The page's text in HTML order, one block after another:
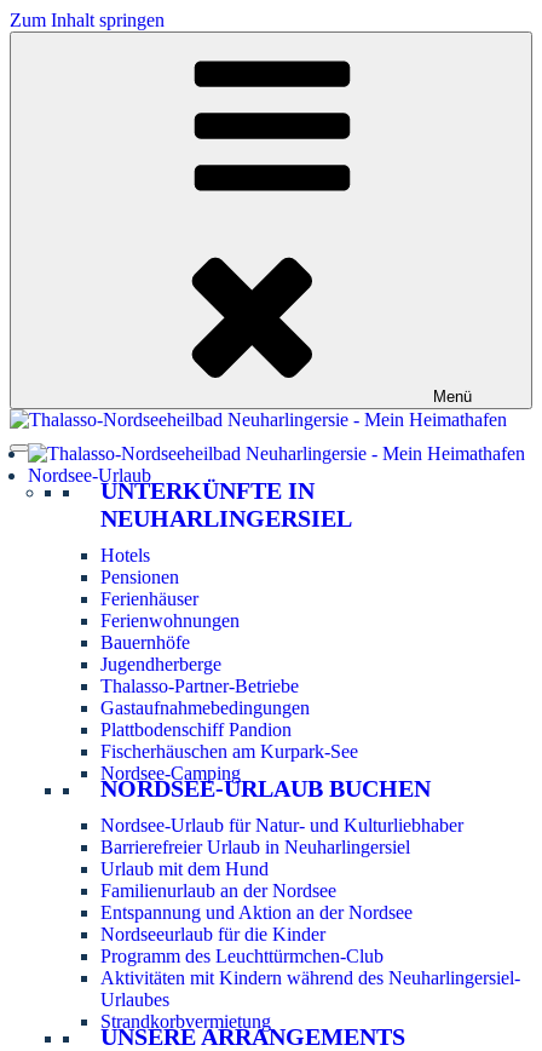
Zum Inhalt springen
Menü
Nordsee-Urlaub
UNTERKÜNFTE IN
NEUHARLINGERSIEL
Hotels
Pensionen
Ferienhäuser
Ferienwohnungen
Bauernhöfe
Jugendherberge
Thalasso-Partner-Betriebe
Gastaufnahmebedingungen
Plattbodenschiff Pandion
Fischerhäuschen am Kurpark-See
Nordsee-Camping
NORDSEE-URLAUB BUCHEN
Nordsee-Urlaub für Natur- und Kulturliebhaber
Barrierefreier Urlaub in Neuharlingersiel
Urlaub mit dem Hund
Familienurlaub an der Nordsee
Entspannung und Aktion an der Nordsee
Nordseeurlaub für die Kinder
Programm des Leuchttürmchen-Club
Aktivitäten mit Kindern während des Neuharlingersiel-
Urlaubes
Strandkorbvermietung
UNSERE ARRANGEMENTS